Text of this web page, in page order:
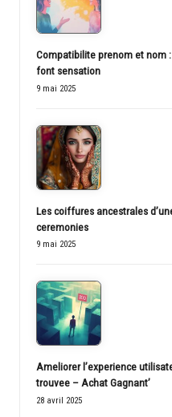
Compatibilite prenom et nom
font sensation
9 mai 2025
Les coiffures ancestrales
ceremonies
9 mai 2025
Ameliorer l’experience
trouvee – Achat Gagnant’
28 avril 2025